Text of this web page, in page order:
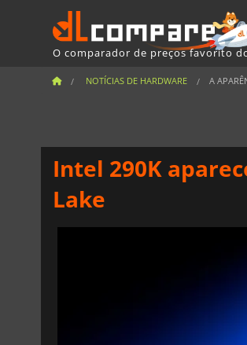
O comparador de preços favorito
NOTÍCIAS DE HARDWARE A
Intel 290K
Lake